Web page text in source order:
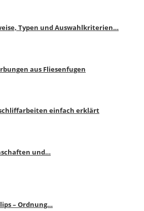
Typen und Auswahlkriterien…
aus Fliesenfugen
einfach erklärt
und…
– Ordnung…